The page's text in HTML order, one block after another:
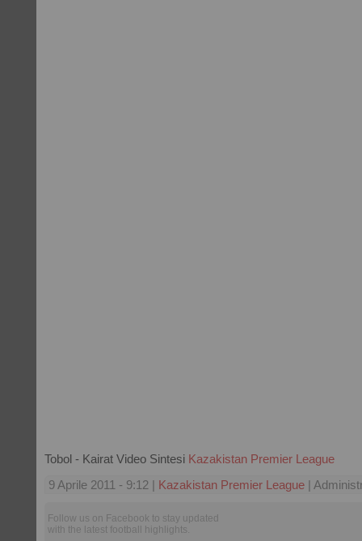
Tobol - Kairat Video Sintesi Kazakistan Premier League
9 Aprile 2011 - 9:12 | Kazakistan Premier League |
Follow us on Facebook to stay updated
with the latest football highlights.